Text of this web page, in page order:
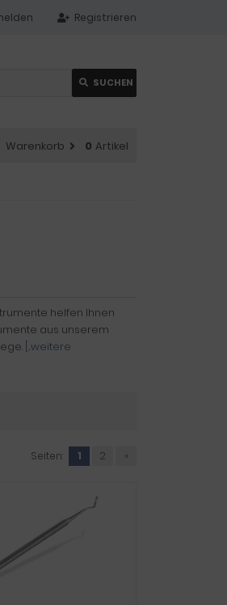
Registrieren
SUCHEN
Warenkorb 0 Artikel
helfen Ihnen
aus unserem
[...weitere
Seiten: 1 2 »